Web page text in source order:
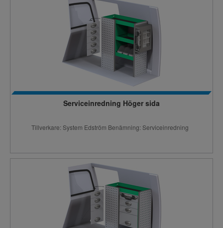
Serviceinredning Höger sida
Tillverkare: System Edström Benämning: Serviceinredning